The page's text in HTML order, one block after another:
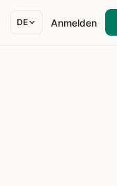
DE Anmelden